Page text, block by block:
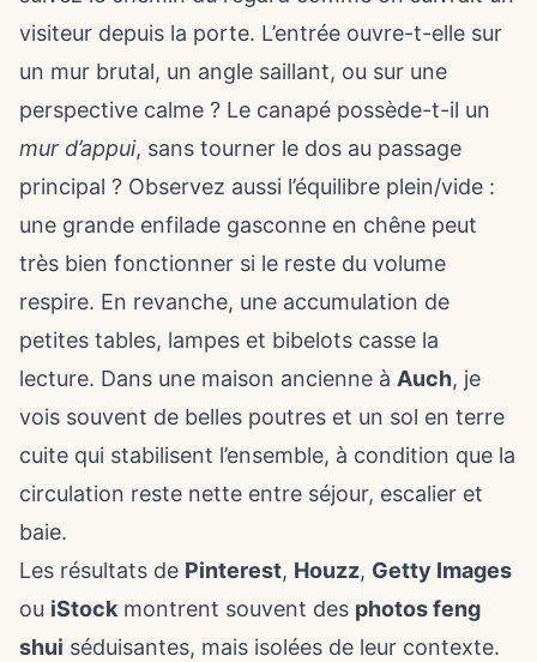
visiteur depuis la porte. L’entrée ouvre-t-elle sur
un mur brutal, un angle saillant, ou sur une
perspective calme ? Le canapé possède-t-il un
mur d’appui, sans tourner le dos au passage
principal ? Observez aussi l’équilibre plein/vide :
une grande enfilade gasconne en chêne peut
très bien fonctionner si le reste du volume
respire. En revanche, une accumulation de
petites tables, lampes et bibelots casse la
lecture. Dans une maison ancienne à Auch, je
vois souvent de belles poutres et un sol en terre
cuite qui stabilisent l’ensemble, à condition que la
circulation reste nette entre séjour, escalier et
baie.
Les résultats de Pinterest, Houzz, Getty Images
ou iStock montrent souvent des photos feng
shui séduisantes, mais isolées de leur contexte.